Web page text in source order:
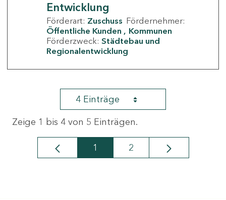
Entwicklung
Förderart: Zuschuss Fördernehmer:
Öffentliche Kunden
Kommunen
Förderzweck: Städtebau und
Regionalentwicklung
4 Einträge
Zeige 1 bis 4 von 5 Einträgen.
Seite
1 Seite
2